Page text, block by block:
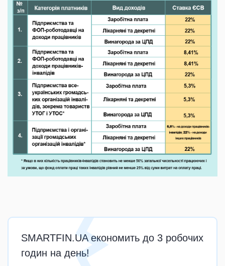
SMARTFIN.UA економить до 3 робочих
годин на день!